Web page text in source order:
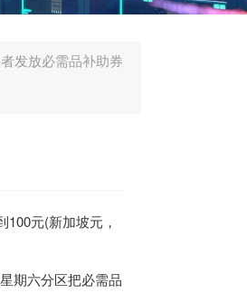
发放必需品补助券
100元(新加坡元，
期六分区把必需品